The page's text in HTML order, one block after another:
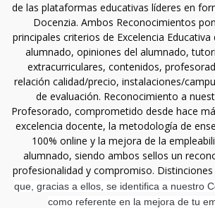
de las plataformas educativas líderes en
Docenzia. Ambos Reconocimientos
principales criterios de Excelencia Educativa
alumnado, opiniones del alumnado,
extracurriculares, contenidos,
relación calidad/precio, instalaciones/
de evaluación. Reconocimiento a
Profesorado, comprometido desde hace
excelencia docente, la metodología de
100% online y la mejora de la
alumnado, siendo ambos sellos un
profesionalidad y compromiso. Distinciones
que, gracias a ellos, se identifica a nuestro
como referente en la mejora de tu